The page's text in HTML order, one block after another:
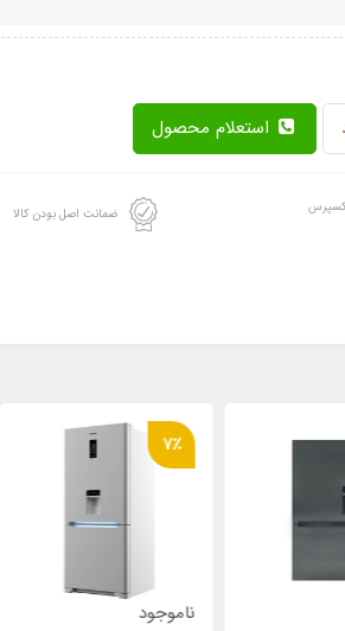
ضمانت اصل بودن کالا
7٪
ناموجود